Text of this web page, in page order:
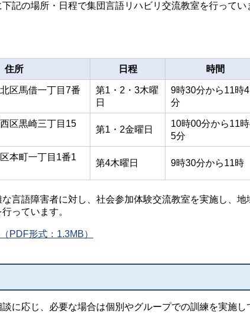
記の場所・日程で集団言語リハビリ交流教室を行ってい
住所 日程 時間
区馬借一丁目7番
第1・2・3木曜
日
9時30分から11時
分
区黒崎三丁目15
第1・2金曜日
10時00分から11
5分
本町一丁目1番1
第4木曜日 9時30分から11時
言語障害者に対し、社会参加体験交流教室を実施し、地
っています。
PDF形式：1.3MB）
に応じ、必要な場合は個別やグループでの訓練を実施し